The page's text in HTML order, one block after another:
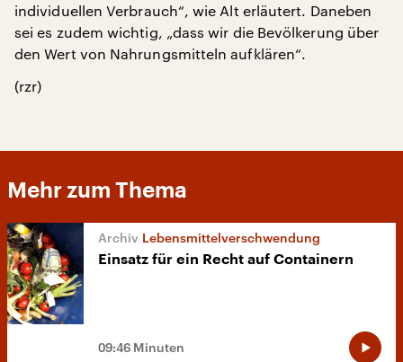
individuellen Verbrauch“, wie Alt erläutert. Daneben
sei es zudem wichtig, „dass wir die Bevölkerung über
den Wert von Nahrungsmitteln aufklären“.
(rzr)
Mehr zum Thema
Lebensmittelverschwendung
Einsatz für ein Recht auf Containern
09:46 Minuten